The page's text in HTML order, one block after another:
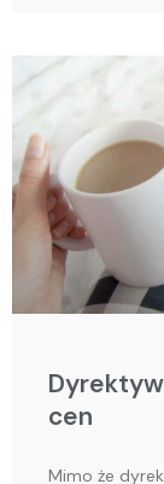
cen
Mimo że